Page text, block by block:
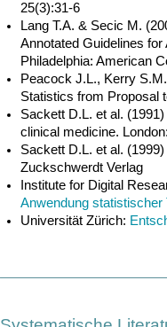
25(3):31-6
Lang T.A. & Secic M.
Annotated Guidelines
Philadelphia: American
Peacock J.L., Kerry
Statistics from Proposal
Sackett D.L. et al.
clinical medicine.
Sackett D.L. et al.
Zuckschwerdt Verlag
Institute for Digital
Anwendung
Universität Zürich: